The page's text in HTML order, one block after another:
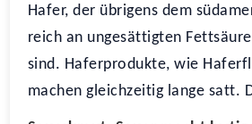
Hafer, der übrigens dem
reich an ungesättigten
sind. Haferprodukte, wie
machen gleichzeitig lange satt.